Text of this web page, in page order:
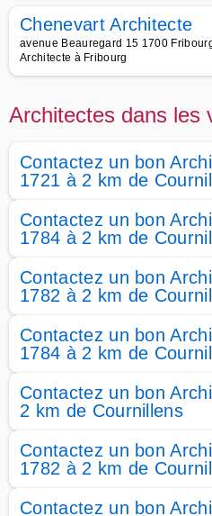
Chenevart Architecte
avenue Beauregard 15 1700
Architecte à Fribourg
Architectes dans les
Contactez un bon
1721 à 2 km de
Contactez un bon
1784 à 2 km de
Contactez un bon
1782 à 2 km de
Contactez un bon
1784 à 2 km de
Contactez un bon
2 km de Cournillens
Contactez un bon
1782 à 2 km de
Contactez un bon